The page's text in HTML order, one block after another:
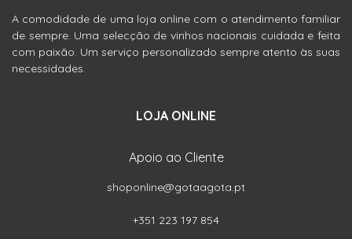
A comodidade de uma loja online com o atendimento familiar
de sempre. Uma selecção de vinhos nacionais cuidada e feita
com paixão. Um serviço personalizado sempre atento às suas
necessidades.
LOJA ONLINE
Apoio ao Cliente
shoponline@gotaagota.pt
+351 223 197 854